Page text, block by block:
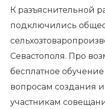
К разъяснительной
подключились
Севастополя. Про
бесплатное
вопросам создания
участникам